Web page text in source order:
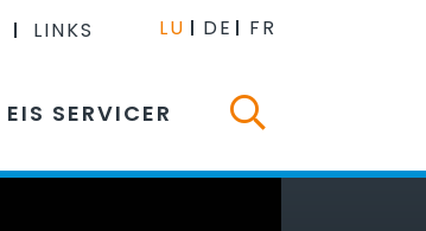
LINKS LU DE FR
EIS SERVICER